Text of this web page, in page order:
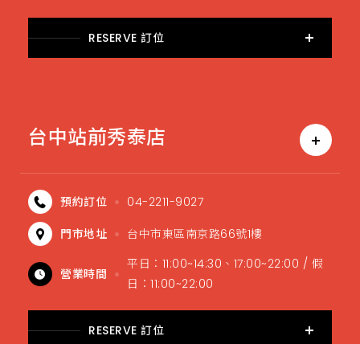
RESERVE 訂位
台中站前秀泰店
預約訂位
04-2211-9027
門市地址
台中市東區南京路66號1樓
營業時間
平日：11:00~14:30、17:00~22:00 / 假
日：11:00~22:00
RESERVE 訂位